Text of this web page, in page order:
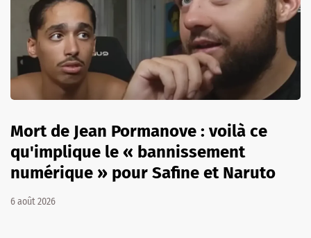
Mort de Jean Pormanove : voilà ce
qu'implique le « bannissement
numérique » pour Safine et Naruto
6 août 2026